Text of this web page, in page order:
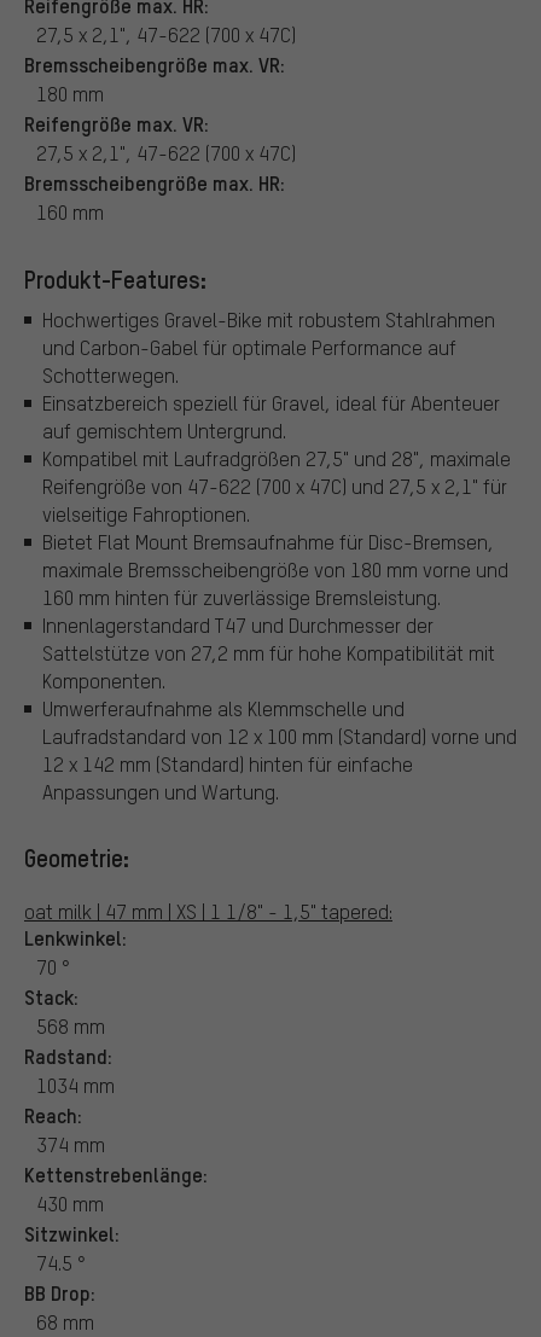
27,5 x 2,1", 47-622 (700 x 47C)
Bremsscheibengröße max. VR:
180 mm
Reifengröße max. VR:
27,5 x 2,1", 47-622 (700 x 47C)
Bremsscheibengröße max. HR:
160 mm
Produkt-Features:
Hochwertiges Gravel-Bike mit robustem Stahlrahmen
und Carbon-Gabel für optimale Performance auf
Schotterwegen.
Einsatzbereich speziell für Gravel, ideal für Abenteuer
auf gemischtem Untergrund.
Kompatibel mit Laufradgrößen 27,5" und 28", maximale
Reifengröße von 47-622 (700 x 47C) und 27,5 x 2,1" für
vielseitige Fahroptionen.
Bietet Flat Mount Bremsaufnahme für Disc-Bremsen,
maximale Bremsscheibengröße von 180 mm vorne und
160 mm hinten für zuverlässige Bremsleistung.
Innenlagerstandard T47 und Durchmesser der
Sattelstütze von 27,2 mm für hohe Kompatibilität mit
Komponenten.
Umwerferaufnahme als Klemmschelle und
Laufradstandard von 12 x 100 mm (Standard) vorne und
12 x 142 mm (Standard) hinten für einfache
Anpassungen und Wartung.
Geometrie:
oat milk | 47 mm | XS | 1 1/8" - 1,5" tapered:
Lenkwinkel:
70 °
Stack:
568 mm
Radstand:
1034 mm
Reach:
374 mm
Kettenstrebenlänge:
430 mm
Sitzwinkel:
74.5 °
BB Drop:
68 mm